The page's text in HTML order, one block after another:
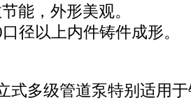
能，外形美观。
径以上内件铸件成形。
多级管道泵特别适用于